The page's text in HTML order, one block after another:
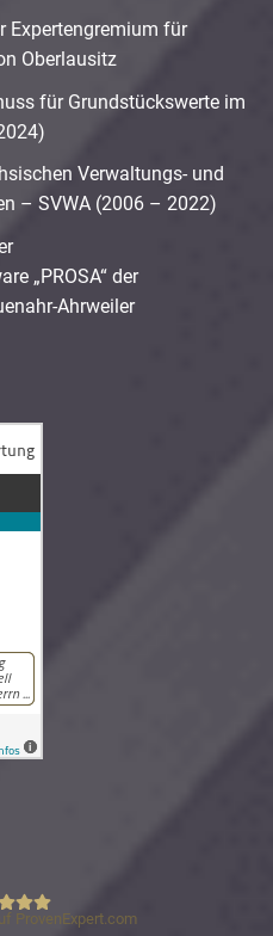
Expertengremium für
Oberlausitz
für Grundstückswerte im
Verwaltungs- und
– SVWA (2006 – 2022)
„PROSA“ der
Ahrweiler
ProvenExpert.com